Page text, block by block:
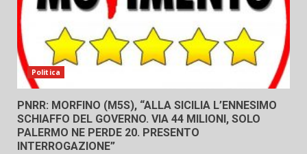
Politica
PNRR: MORFINO (M5S), “ALLA SICILIA L’ENNESIMO
SCHIAFFO DEL GOVERNO. VIA 44 MILIONI, SOLO
PALERMO NE PERDE 20. PRESENTO
INTERROGAZIONE”